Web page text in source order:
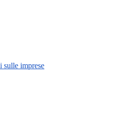
sulle imprese